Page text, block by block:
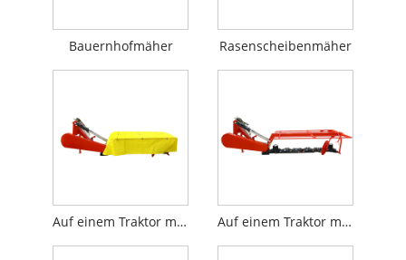
Bauernhofmäher Rasenscheibenmäher
Auf einem Traktor montierter Mäher Auf einem Traktor montierter Heumäher